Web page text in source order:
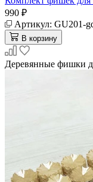
990 ₽
Артикул: GU201-
В корзину
Деревянные фишки